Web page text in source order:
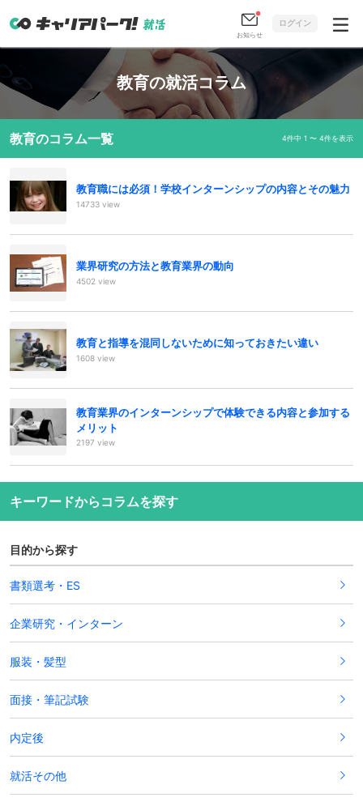
お知らせ
ログイン
教育の就活コラム
教育のコラム一覧 4件中 1 〜 4件を表示
教育職には必須！学校インターンシップの内容とその魅力
14733 view
業界研究の方法と教育業界の動向
4502 view
教育と指導を混同しないために知っておきたい違い
1608 view
教育業界のインターンシップで体験できる内容と参加する
メリット
2197 view
キーワードからコラムを探す
目的から探す
書類選考・ES
企業研究・インターン
服装・髪型
面接・筆記試験
内定後
就活その他